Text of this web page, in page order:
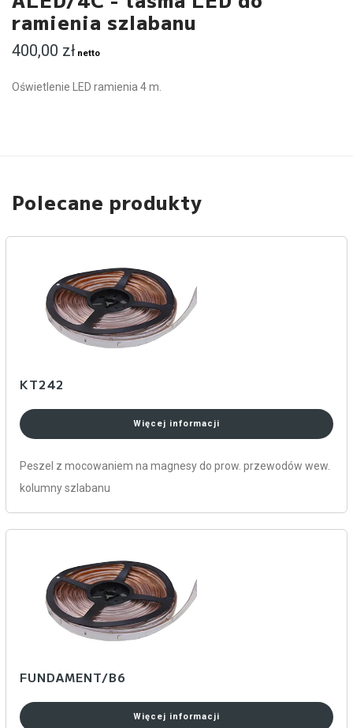
ramienia szlabanu
400,00 zł netto
Oświetlenie LED ramienia 4 m.
Polecane produkty
KT242
Więcej informacji
Peszel z mocowaniem na magnesy do prow. przewodów wew.
kolumny szlabanu
FUNDAMENT/B6
Więcej informacji